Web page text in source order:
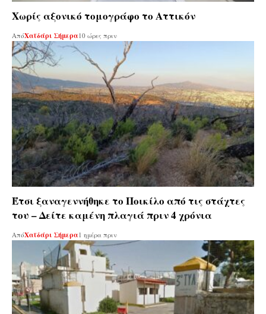
Χωρίς αξονικό τομογράφο το Αττικόν
ΑπόΧαϊδάρι Σήμερα 10 ώρες πριν
Έτσι ξαναγεννήθηκε το Ποικίλο από τις στάχτες
του – Δείτε καμένη πλαγιά πριν 4 χρόνια
ΑπόΧαϊδάρι Σήμερα 1 ημέρα πριν